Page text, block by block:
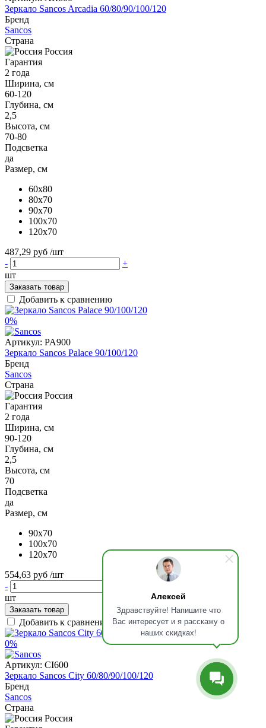
Алексей
Здравствуйте! Напишите что
Вас интересует и я расскажу о
наших скидках!
Зеркало Sancos Arcadia 60/80/90/100/120
Бренд
Sancos
Страна
Россия
Гарантия
2 года
Ширина, см
60-120
Глубина, см
2,5
Высота, см
70-80
Подсветка
да
Размер, см
60x80
80x70
90x70
100x70
120x70
487,29 руб /шт
-
+
шт
Заказать товар
Добавить к сравнению
0%
Артикул: PA900
Зеркало Sancos Palace 90/100/120
Бренд
Sancos
Страна
Россия
Гарантия
2 года
Ширина, см
90-120
Глубина, см
2,5
Высота, см
70
Подсветка
да
Размер, см
90x70
100x70
120x70
554,63 руб /шт
-
шт
Заказать товар
Добавить к сравнению
0%
Артикул: CI600
Зеркало Sancos City 60/80/90/100/120
Бренд
Sancos
Страна
Россия